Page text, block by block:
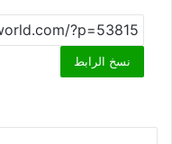
نسخ الرابط